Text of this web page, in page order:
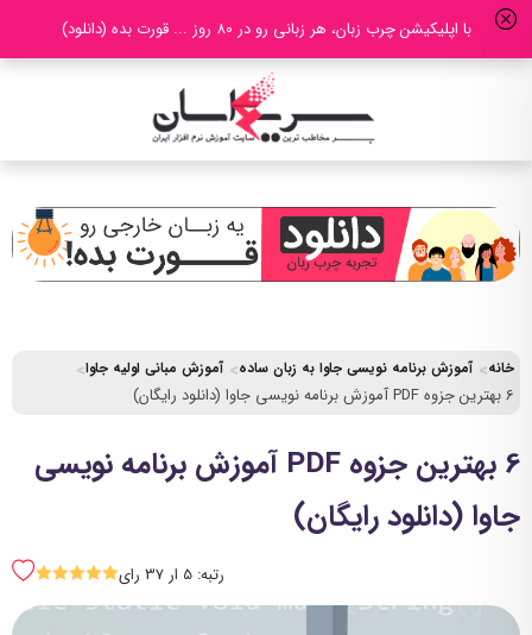
با اپلیکیشن چرب زبان، هر زبانی رو در 80 روز ... قورت بده (دانلود)
خانه آموزش برنامه نویسی جاوا به زبان ساده آموزش مبانی اولیه جاوا
6 بهترین جزوه PDF آموزش برنامه نویسی جاوا (دانلود رایگان)
6 بهترین جزوه PDF آموزش برنامه نویسی
جاوا (دانلود رایگان)
رتبه: 5 ار 37 رای SSSSS